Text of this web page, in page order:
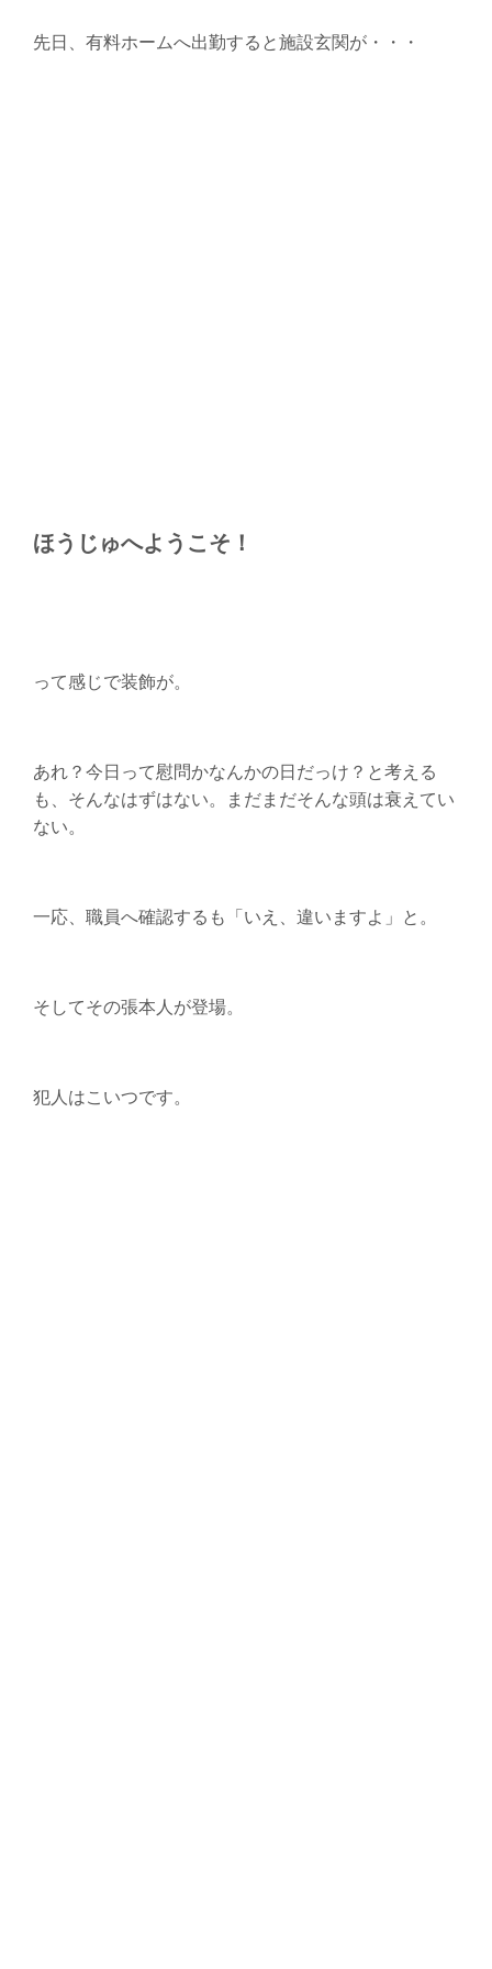
先日、有料ホームへ出勤すると施設玄関が・・・
ほうじゅへようこそ！
って感じで装飾が。
あれ？今日って慰問かなんかの日だっけ？と考える
も、そんなはずはない。まだまだそんな頭は衰えてい
ない。
一応、職員へ確認するも「いえ、違いますよ」と。
そしてその張本人が登場。
犯人はこいつです。